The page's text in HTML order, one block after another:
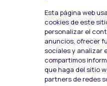
Social Media
I
n
s
t
T
w
i
t
Esta página web
cookies de este
personalizar el
anuncios, ofrecer
sociales y analizar
compartimos
que haga del sitio
partners de redes